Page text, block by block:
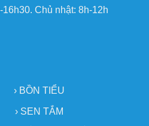
16h30. Chủ nhật: 8h-12h
BỒN TIỂU
› SEN TẮM